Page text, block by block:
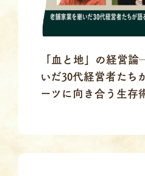
「血と地」の経営
いだ30代経営者たち
ーツに向き合う生存